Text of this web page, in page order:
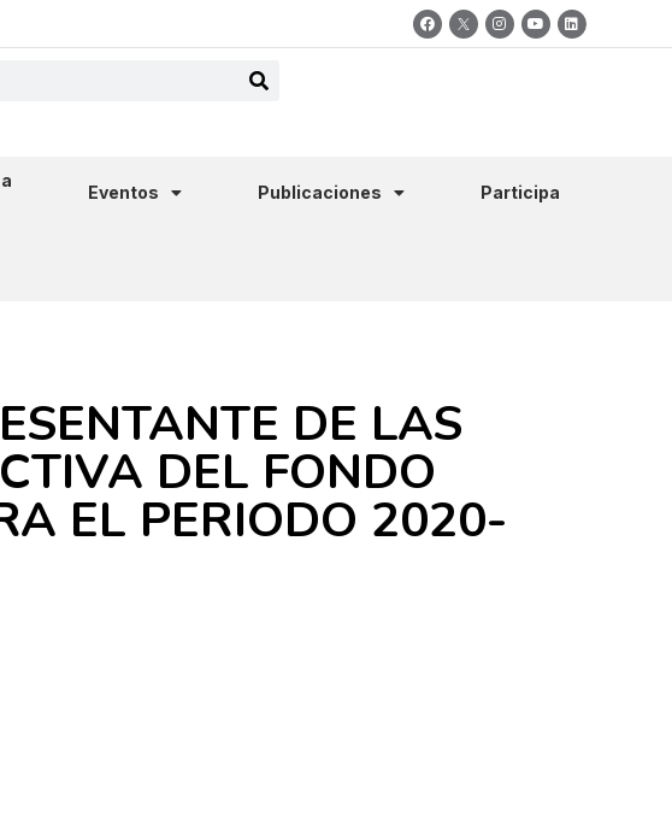
Eventos Publicaciones
Participa
DE LAS
DEL FONDO
EL PERIODO 2020-